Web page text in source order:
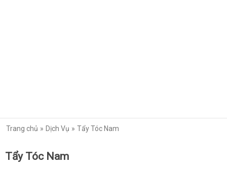
Trang chủ Dịch Vụ Tẩy Tóc Nam
Tẩy Tóc Nam